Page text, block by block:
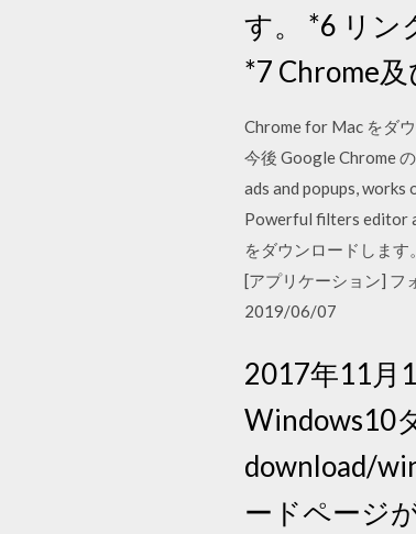
す。 *6 リン
*7 Chrome
Chrome for Mac をダ
今後 Google Chrome
ads and popups,
Powerful filters editor
をダウンロードしま
[アプリケーション] フ
2019/06/07
2017年11月
Windows10
download/
ードページ